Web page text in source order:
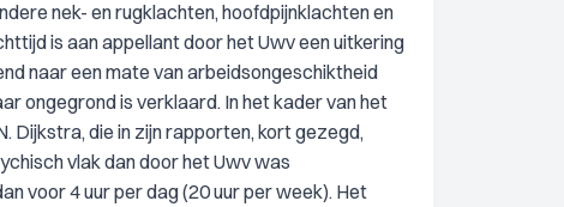
nek- en rugklachten, hoofdpijnklachten en
is aan appellant door het Uwv een uitkering
naar een mate van arbeidsongeschiktheid
ongegrond is verklaard. In het kader van het
Dijkstra, die in zijn rapporten, kort gezegd,
vlak dan door het Uwv was
voor 4 uur per dag (20 uur per week). Het